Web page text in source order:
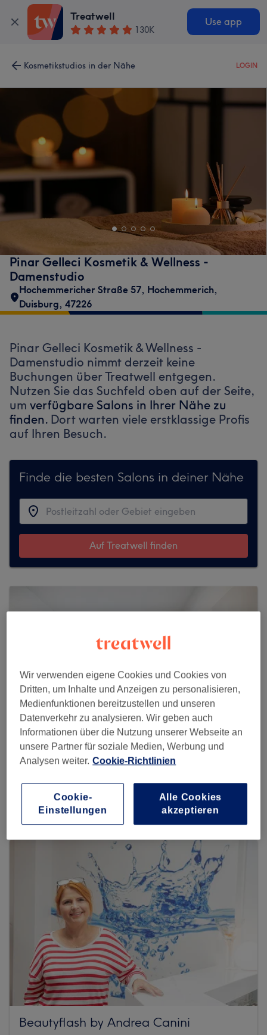
Treatwell
130K
Use app
Kosmetikstudios in der Nähe LOGIN
Pinar Gelleci Kosmetik & Wellness -
Damenstudio
Hochemmericher Straße 57, Hochemmerich,
Duisburg, 47226
Pinar Gelleci Kosmetik & Wellness -
Damenstudio nimmt derzeit keine
Buchungen über Treatwell entgegen.
Nutzen Sie das Suchfeld oben auf der Seite,
um verfügbare Salons in Ihrer Nähe zu
finden. Dort warten viele erstklassige Profis
auf Ihren Besuch.
Finde die besten Salons in deiner Nähe
Auf Treatwell finden
K.C. Skincare & Beauty
472 reviews
Cecilienstraße 38, 47051 Duisburg, Dellviertel
Beautyflash by Andrea Canini
Wir verwenden eigene Cookies und Cookies von
Dritten, um Inhalte und Anzeigen zu personalisieren,
Medienfunktionen bereitzustellen und unseren
Datenverkehr zu analysieren. Wir geben auch
Informationen über die Nutzung unserer Webseite an
unsere Partner für soziale Medien, Werbung und
Analysen weiter. Cookie-Richtlinien
Cookie-
Einstellungen
Alle Cookies
akzeptieren